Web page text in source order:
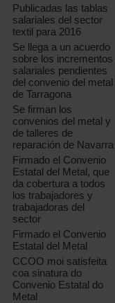
Publicadas las tablas
salariales del sector
textil para 2016
Se llega a un acuerdo
sobre los incrementos
salariales pendientes
del convenio del metal
de Tarragona
Se firman los
convenios del metal y
de talleres de
reparación de Navarra
Firmado el Convenio
Estatal del Metal, que
da cobertura a todos
los trabajadores y
trabajadoras del
sector
Firmado el Convenio
Estatal del Metal
CCOO moi satisfeita
coa sinatura do
Convenio Estatal do
Metal